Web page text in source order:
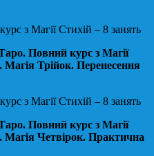
з Магії Стихій – 8 занять
Повний курс з Магії
Магія Трійок. Перенесення
з Магії Стихій – 8 занять
Повний курс з Магії
Магія Четвірок. Практична